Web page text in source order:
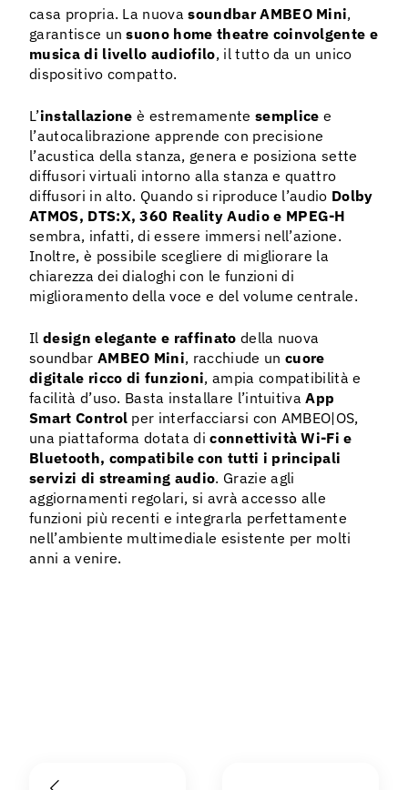
casa propria. La nuovasoundbar AMBEO Mini,
garantisce unsuono home theatre coinvolgente e
musica di livello audiofilo, il tutto da un unico
dispositivo compatto.
L’installazione è estremamente semplice e
l’autocalibrazione apprende con precisione
l’acustica della stanza, genera e posiziona sette
diffusori virtuali intorno alla stanza e quattro
diffusori in alto. Quando si riproduce l’audio Dolby
ATMOS, DTS:X, 360 Reality Audio e MPEG-H
sembra, infatti, di essere immersi nell’azione.
Inoltre, è possibile scegliere di migliorare la
chiarezza dei dialoghi con le funzioni di
miglioramento della voce e del volume centrale.
Il design elegante e raffinato della nuova
soundbar AMBEO Mini, racchiude un cuore
digitale ricco di funzioni, ampia compatibilità e
facilità d’uso. Basta installare l’intuitivaApp
Smart Control per interfacciarsi con AMBEO|OS,
una piattaforma dotata diconnettività Wi-Fi e
Bluetooth, compatibile con tutti i principali
servizi di streaming audio. Grazie agli
aggiornamenti regolari, si avrà accesso alle
funzioni più recenti e integrarla perfettamente
nell’ambiente multimediale esistente per molti
anni a venire.